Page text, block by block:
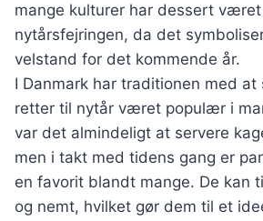
mange kulturer har dessert
nytårsfejringen, da det
velstand for det kommende år.
I Danmark har traditionen med at
retter til nytår været populær i
var det almindeligt at servere
men i takt med tidens gang er
en favorit blandt mange. De kan
og nemt, hvilket gør dem til et